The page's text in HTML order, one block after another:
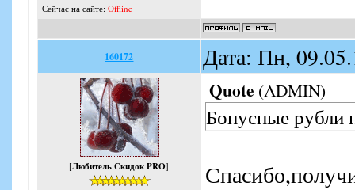
Сейчас на сайте: Offline
160172 Дата: Пн,
[Любитель Скидок PRO]
Quote (ADMIN)
Бонусные рубли